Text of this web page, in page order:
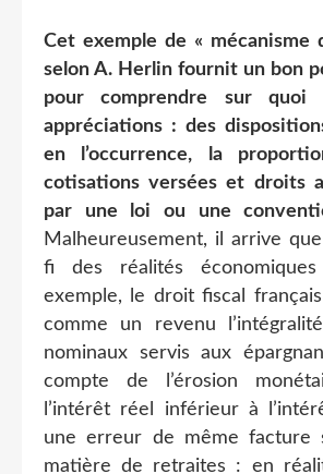
Cet exemple de « mécanisme
selon A. Herlin fournit un bon
pour comprendre sur
appréciations : des
en l’occurrence, la
cotisations versées et droits
par une loi ou une
Malheureusement, il arrive
fi des réalités
exemple, le droit fiscal
comme un revenu
nominaux servis aux
compte de l’érosion
l’intérêt réel inférieur à
une erreur de même facture
matière de retraites : en